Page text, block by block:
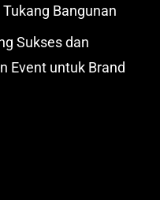
Bangunan
Sukses dan
Event untuk Brand